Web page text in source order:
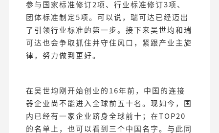
参与国家标准修订2项、行业标准修订3项、
团体标准制定5项。可以说，瑞可达已经迈出
了引领行业标准的第一步。接下来吴世均和瑞
可达也会争取抓住并守住风口，紧跟产业主旋
律，努力做到更好。
在吴世均刚开始创业的16年前，中国的连接
器企业尚不能进入全球前五十名。现如今，国
内已经有一家企业跻身全球前十；在TOP20
的名单上，也可以看到三个中国名字。与此同